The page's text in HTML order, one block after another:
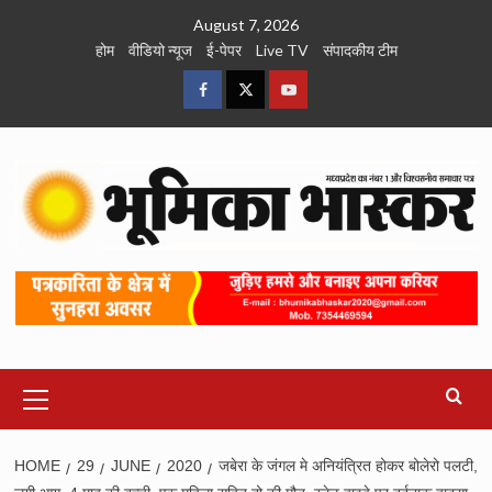
August 7, 2026
होम
वीडियो न्यूज ई-पेपर Live TV संपादकीय टीम
FacebookTwitterYoutube
Menu
HOME 29 JUNE 2020
जबेरा के जंगल मे अनियंत्रित होकर बोलेरो पलटी,